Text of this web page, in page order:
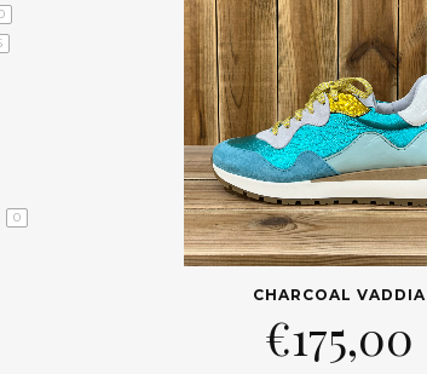
0
CHARCOAL VADDIA
€175,00